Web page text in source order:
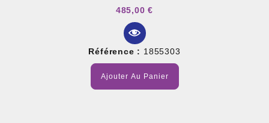
485,00 €
Référence : 1855303
Ajouter Au Panier